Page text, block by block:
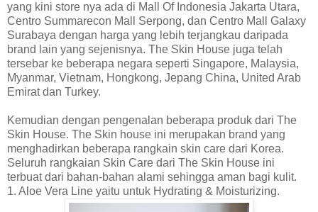
yang kini store nya ada di Mall Of Indonesia Jakarta Utara,
Centro Summarecon Mall Serpong, dan Centro Mall Galaxy
Surabaya dengan harga yang lebih terjangkau daripada
brand lain yang sejenisnya. The Skin House juga telah
tersebar ke beberapa negara seperti Singapore, Malaysia,
Myanmar, Vietnam, Hongkong, Jepang China, United Arab
Emirat dan Turkey.
Kemudian dengan pengenalan beberapa produk dari The
Skin House. The Skin house ini merupakan brand yang
menghadirkan beberapa rangkain skin care dari Korea.
Seluruh rangkaian Skin Care dari The Skin House ini
terbuat dari bahan-bahan alami sehingga aman bagi kulit.
1. Aloe Vera Line yaitu untuk Hydrating & Moisturizing.